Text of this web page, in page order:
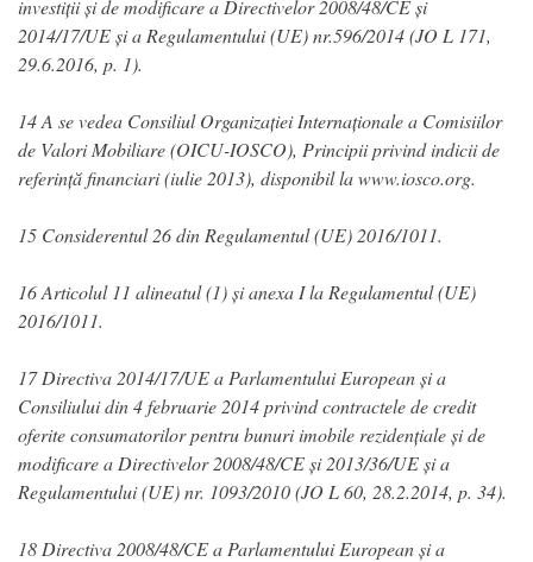
investiții și de modificare a Directivelor 2008/48/CE și
2014/17/UE și a Regulamentului (UE) nr.596/2014 (JO L 171,
29.6.2016, p. 1).
14 A se vedea Consiliul Organizației Internaționale a Comisiilor
de Valori Mobiliare (OICU-IOSCO), Principii privind indicii de
referință financiari (iulie 2013), disponibil la www.iosco.org.
15 Considerentul 26 din Regulamentul (UE) 2016/1011.
16 Articolul 11 alineatul (1) și anexa I la Regulamentul (UE)
2016/1011.
17 Directiva 2014/17/UE a Parlamentului European și a
Consiliului din 4 februarie 2014 privind contractele de credit
oferite consumatorilor pentru bunuri imobile rezidențiale și de
modificare a Directivelor 2008/48/CE și 2013/36/UE și a
Regulamentului (UE) nr. 1093/2010 (JO L 60, 28.2.2014, p. 34).
18 Directiva 2008/48/CE a Parlamentului European și a